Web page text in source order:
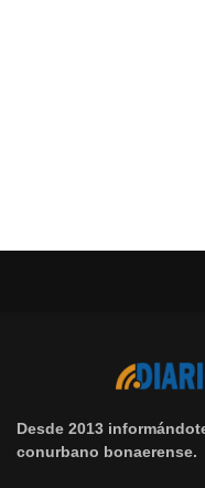
Desde 2013
conurbano bonaerense.